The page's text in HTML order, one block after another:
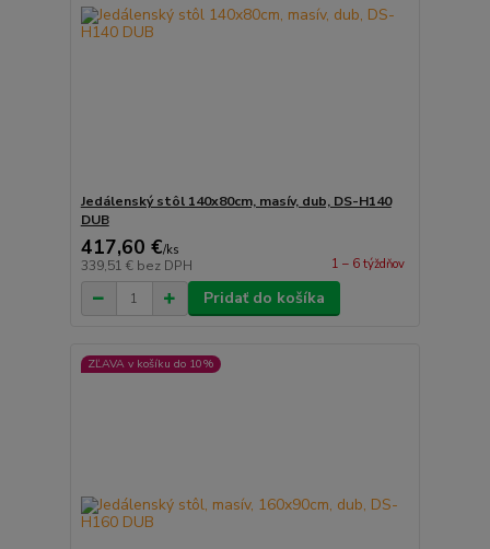
Jedálenský stôl 140x80cm, masív, dub, DS-H140
DUB
417,60 €/ks
339,51 € bez DPH 1 – 6 týždňov
Pridať do košíka
ZĽAVA v košíku do 10%